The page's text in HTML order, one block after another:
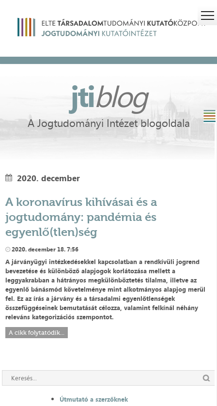
jtiblog
A Jogtudományi Intézet blogoldala
2020. december
A koronavírus kihívásai és a
jogtudomány: pandémia és
egyenlő(tlen)ség
2020. december 18. 7:56
Ajárványügyiintézkedésekkel kapcsolatban a rendkívüli jogrend
bevezetése és különböző alapjogok korlátozása mellett a
leggyakrabban a hátrányos megkülönböztetés tilalma, illetve az
egyenlő bánásmód követelménye mint alkotmányos alapjog merül
fel. Ez az írás a járvány és a társadalmi egyenlőtlenségek
összefüggéseinek bemutatását célozza, valamint felkínál néhány
releváns kategorizációs szempontot.
A cikk folytatódik...
Útmutató a szerzőknek